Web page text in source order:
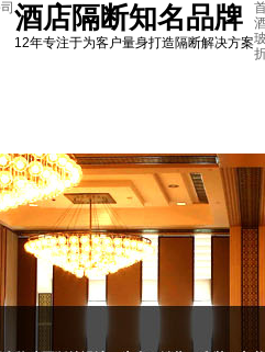
酒店隔断知名品牌
12年专注于为客户量身打造隔断解决方案